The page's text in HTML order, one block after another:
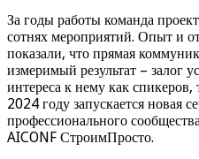
За годы работы команда
сотнях мероприятий. Опыт и
показали, что прямая
измеримый результат – залог
интереса к нему как
2024 году запускается новая
профессионального
AICONF СтроимПросто.